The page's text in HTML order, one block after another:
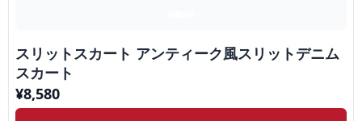
スリットスカート アンティーク風スリットデニム
スカート
¥8,580